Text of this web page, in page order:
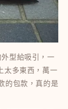
型給吸引，一
太多東西，萬一
的包款，真的是